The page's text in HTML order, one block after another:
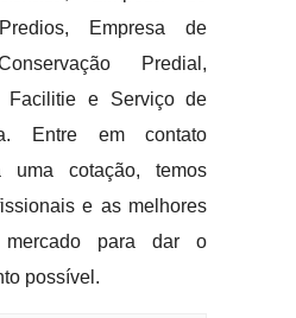
Empresa de
Predial,
Facilitie e Serviço de
Entre em contato
uma cotação, temos
e as melhores
mercado para dar o
possível.